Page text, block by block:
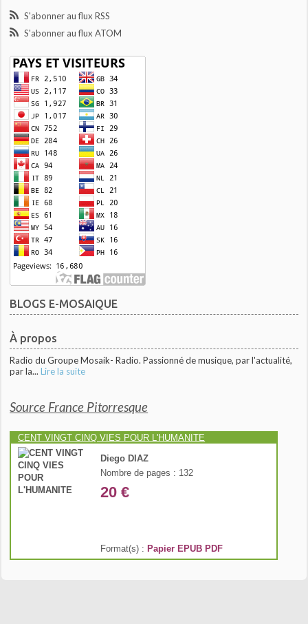
S'abonner au flux RSS
S'abonner au flux ATOM
BLOGS E-MOSAIQUE
À propos
Radio du Groupe Mosaik- Radio. Passionné de musique, par l'actualité,
par la... Lire la suite
Source France Pitorresque
CENT VINGT CINQ VIES POUR L'HUMANITE
Diego DIAZ
Nombre de pages : 132
20 €
Format(s) : Papier EPUB PDF